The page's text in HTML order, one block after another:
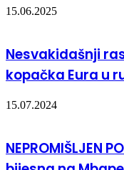
15.06.2025
Nesvakidašnji
kopačka Eura u
15.07.2024
NEPROMIŠLJEN